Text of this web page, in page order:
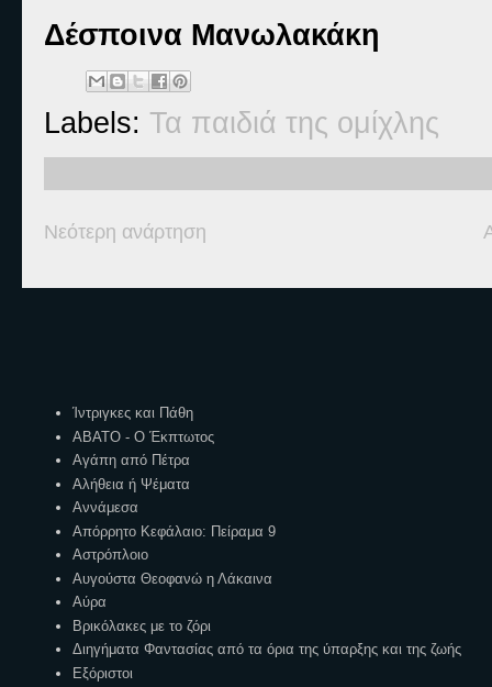
Δέσποινα Μανωλακάκη
Labels: Τα παιδιά της ομίχλης
Νεότερη ανάρτηση
Ίντριγκες και Πάθη
ΑΒΑΤΟ - Ο Έκπτωτος
Αγάπη από Πέτρα
Αλήθεια ή Ψέματα
Αννάμεσα
Απόρρητο Κεφάλαιο: Πείραμα 9
Αστρόπλοιο
Αυγούστα Θεοφανώ η Λάκαινα
Αύρα
Βρικόλακες με το ζόρι
Διηγήματα Φαντασίας από τα όρια της ύπαρξης και της ζωής
Εξόριστοι